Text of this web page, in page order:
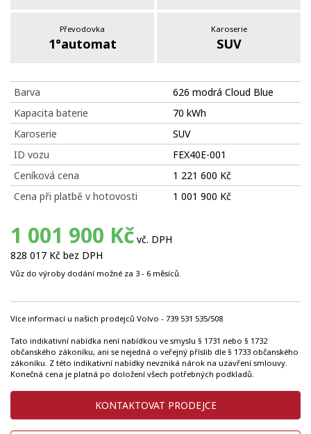
Převodovka
1°automat
Karoserie
SUV
Barva
626 modrá Cloud Blue
Kapacita baterie
70 kWh
Karoserie
SUV
ID vozu
FEX40E-001
Ceníková cena
1 221 600 Kč
Cena při platbě v hotovosti
1 001 900 Kč
1 001 900 Kč vč. DPH
828 017 Kč bez DPH
Vůz do výroby dodání možné za 3 - 6 měsíců.
Více informací u našich prodejců Volvo - 739 531 535/508
Tato indikativní nabídka není nabídkou ve smyslu § 1731 nebo § 1732
občanského zákoníku, ani se nejedná o veřejný příslib dle § 1733 občanského
zákoníku. Z této indikativní nabídky nevzniká nárok na uzavření smlouvy.
Konečná cena je platná po doložení všech potřebných podkladů.
KONTAKTOVAT PRODEJCE